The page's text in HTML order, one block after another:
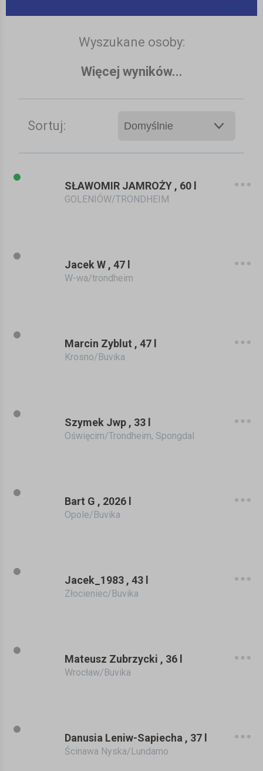
Wyszukane osoby:
Więcej wyników...
Sortuj:
SŁAWOMIR JAMROŻY , 60 l
GOLENIÓW/TRONDHEIM
Jacek W , 47 l
W-wa/trondheim
Marcin Zyblut , 47 l
Krosno/Buvika
Szymek Jwp , 33 l
Oświęcim/Trondheim, Spongdal
Bart G , 2026 l
Opole/Buvika
Jacek_1983 , 43 l
Złocieniec/Buvika
Mateusz Zubrzycki , 36 l
Wrocław/Buvika
Danusia Leniw-Sapiecha , 37 l
Ścinawa Nyska/Lundamo